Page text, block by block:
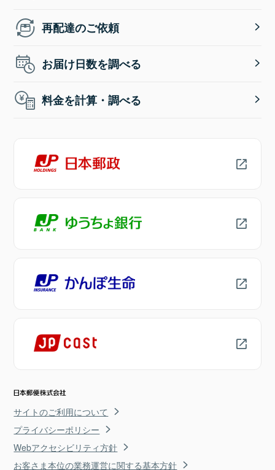
再配達のご依頼
お届け日数を調べる
料金を計算・調べる
サイトのご利用について
プライバシーポリシー
Webアクセシビリティ方針
お客さま本位の業務運営に関する基本方針